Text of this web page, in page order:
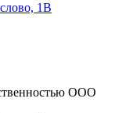
1В
ООО